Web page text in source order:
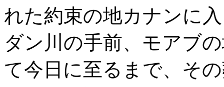
れた約束の地カナンに
ダン川の手前、モアブ
て今日に至るまで、そ